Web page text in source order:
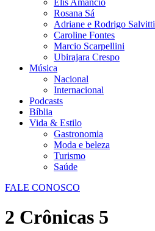
Elis Amâncio
Rosana Sá
Adriane e Rodrigo Salvitti
Caroline Fontes
Marcio Scarpellini
Ubirajara Crespo
Música
Nacional
Internacional
Podcasts
Bíblia
Vida & Estilo
Gastronomia
Moda e beleza
Turismo
Saúde
FALE CONOSCO
2 Crônicas 5